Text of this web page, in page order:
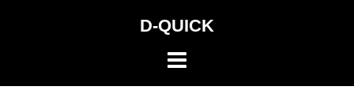
ン
D-QUICK